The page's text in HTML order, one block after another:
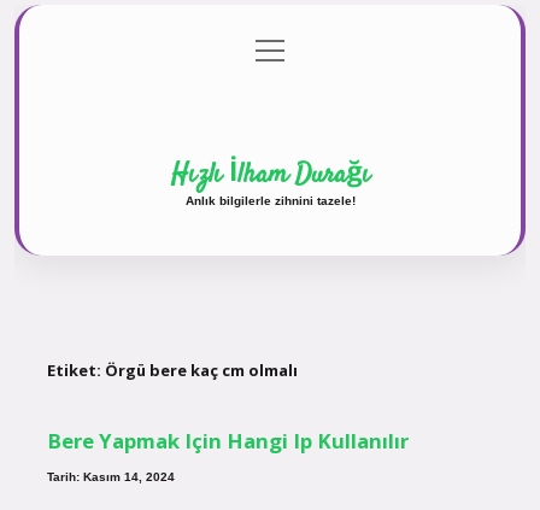
Gizlilik Politikası
menüyü
aç
Hızlı İlham Durağı
Anlık bilgilerle zihnini tazele!
Etiket: Örgü bere kaç cm olmalı
Bere Yapmak Için Hangi Ip Kullanılır
Tarih: Kasım 14, 2024